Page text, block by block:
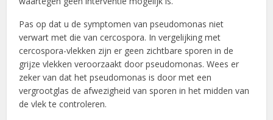
Pas op dat u de symptomen van pseudomonas niet
verwart met die van cercospora. In vergelijking met
cercospora-vlekken zijn er geen zichtbare sporen in de
grijze vlekken veroorzaakt door pseudomonas. Wees er
zeker van dat het pseudomonas is door met een
vergrootglas de afwezigheid van sporen in het midden van
de vlek te controleren.